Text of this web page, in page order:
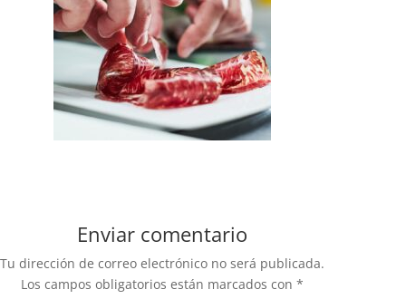
Enviar comentario
Tu dirección de correo electrónico no será publicada.
Los campos obligatorios están marcados con*